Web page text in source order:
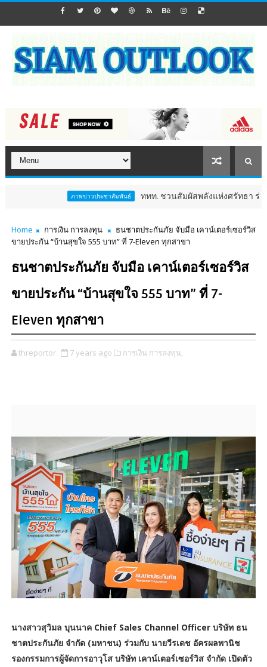
ภาพข่าวประชาสัมพันธ์ ททท. ชวนสัมผัสพลังแห่งศรัทธา ร่วมงาน "ห่
Home การเงิน การลงทุน
ธนชาตประกันภัย จับมือ เคาน์เตอร์เซอร์วิส
ขายประกัน “บ้านสุขใจ 555 บาท” ที่ 7-Eleven ทุกสาขา
ธนชาตประกันภัย จับมือ เคาน์เตอร์เซอร์วิส
ขายประกัน “บ้านสุขใจ 555 บาท” ที่ 7-
Eleven ทุกสาขา
threportor 7 years ago การเงิน การลงทุน,
นางสาวสุวิมล บุนนาค Chief Sales Channel Officer บริษัท ธน
ชาตประกันภัย จำกัด (มหาชน) ร่วมกับ นายวีรเดช อัครผลพานิช
รองกรรมการผู้จัดการอาวุโส บริษัท เคาน์เตอร์เซอร์วิส จำกัด เปิดตัว